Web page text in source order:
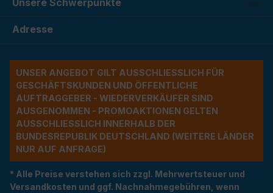
Unsere Schwerpunkte
Adresse
UNSER ANGEBOT GILT AUSSCHLIESSLICH FÜR G
ESCHÄFTSKUNDEN UND ÖFFENTLICHE A
UFTRAGGEBER - WIEDERVERKÄUFER SIND A
USGENOMMEN - PROMOAKTIONEN GELTEN A
USSCHLIESSLICH INNERHALB DER BU
NDESREPUBLIK DEUTSCHLAND (WEITERE LÄNDER NU
R AUF ANFRAGE)
* Alle Preise verstehen sich zzgl. Mehrwertsteuer und
Versandkosten und ggf. Nachnahmegebühren, wenn